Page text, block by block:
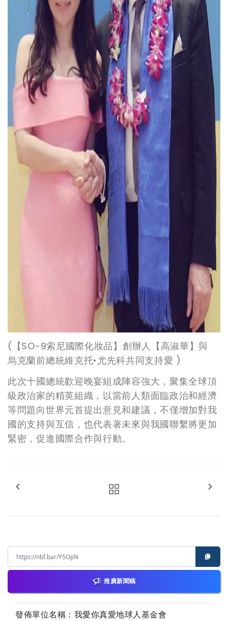
( 【SO-9索尼國際化妝品】創辦人【高淑華】與
烏克蘭前總統維克托•尤先科共同支持愛 )
此次十國總統歡迎晚宴組成陣容強大，聚集全球頂
級政治家的精英組織，以當前人類面臨政治和經濟
等問題向世界元首提出意見和建議，不僅增加對我
國的支持與互信，也代表著未來與我國聯繫將更加
緊密，促進國際合作與行動。
推廣新聞稿
發佈單位名稱：我愛你真愛地球人基金會